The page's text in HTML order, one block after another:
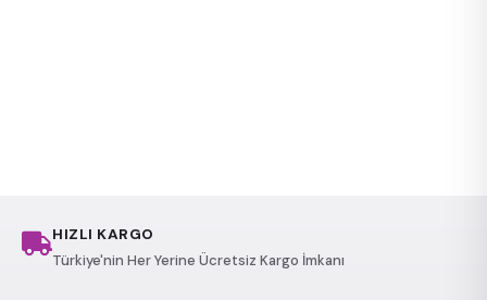
HIZLI KARGO
Türkiye'nin Her Yerine Ücretsiz Kargo İmkanı